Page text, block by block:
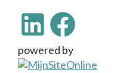
powered by